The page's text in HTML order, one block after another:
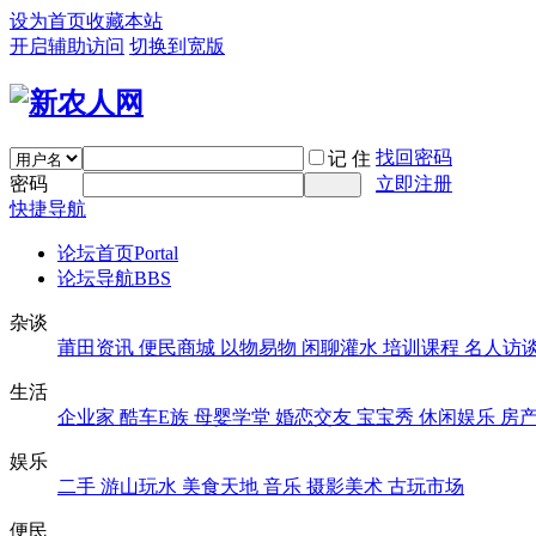
设为首页收藏本站
开启辅助访问 切换到宽版
记 住 找回密码
密码
立即注册
快捷导航
论坛首页Portal
论坛导航BBS
杂谈
莆田资讯 便民商城 以物易物 闲聊灌水 培训课程 名人访
生活
企业家 酷车E族 母婴学堂 婚恋交友 宝宝秀 休闲娱乐 房
娱乐
二手 游山玩水 美食天地 音乐 摄影美术 古玩市场
便民